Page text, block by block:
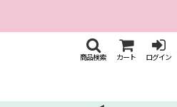
商品検索 カート ログイン